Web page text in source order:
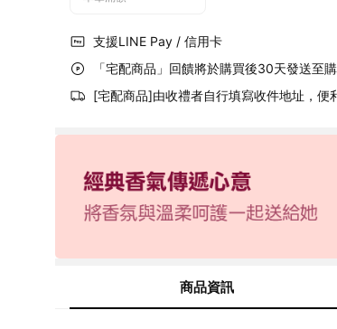
支援LINE Pay / 信用卡
「宅配商品」回饋將於購買後30天發送至
[宅配商品]由收禮者自行填寫收件地址，便
商品資訊